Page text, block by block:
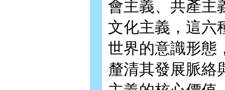
會主義、共產主
文化主義，這六
世界的意識形態
釐清其發展脈絡